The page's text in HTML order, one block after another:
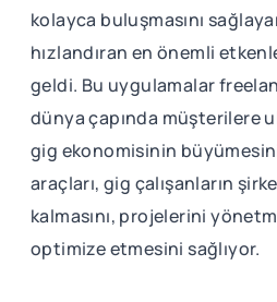
kolayca buluşmasını
hızlandıran en önemli
geldi. Bu uygulamalar
dünya çapında müşterilere
gig ekonomisinin
araçları, gig çalışanların
kalmasını, projelerini
optimize etmesini sağlıyor.